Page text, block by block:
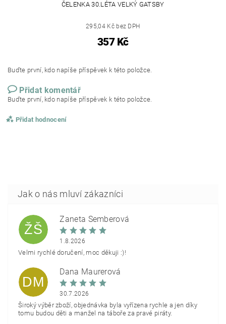
ČELENKA 30.LÉTA VELKÝ GATSBY
295,04 Kč bez DPH
357 Kč
Buďte první, kdo napíše příspěvek k této položce.
Přidat komentář
Buďte první, kdo napíše příspěvek k této položce.
Přidat hodnocení
ŽŠ
Žaneta Šemberová
1.8.2026
Velmi rychlé doručení, moc děkuji :)!
DM
Dana Maurerová
30.7.2026
Široký výběr zboží, objednávka byla vyřízena rychle a jen díky
tomu budou děti a manžel na táboře za pravé piráty.